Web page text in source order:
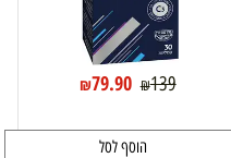
₪139
₪79.90
הוסף לסל